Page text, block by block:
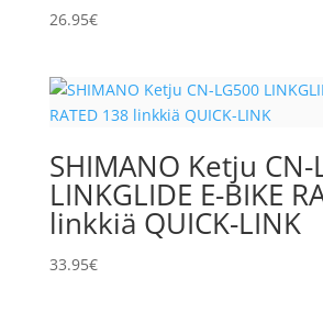
26.95€
SHIMANO Ketju CN-
LINKGLIDE E-BIKE
linkkiä QUICK-LINK
33.95€